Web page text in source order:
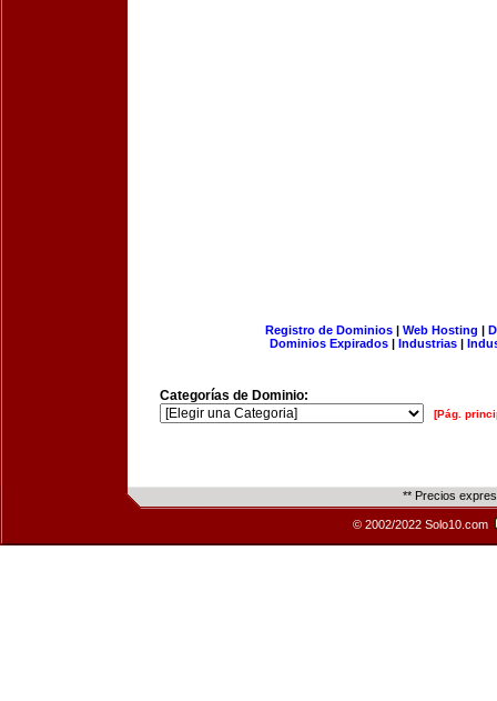
Registro de Dominios| Web Hosting |
Dominios Expirados | Industrias |
Categorías de Dominio:
[Pág.
** Precios
© 2002/2022 Solo10.com